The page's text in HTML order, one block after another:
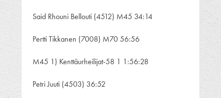
Said Rhouni Bellouti (4512) M45 34:14
Pertti Tikkanen (7008) M70 56:56
M45 1) Kenttäurheilijat-58 1 1:56:28
Petri Juuti (4503) 36:52